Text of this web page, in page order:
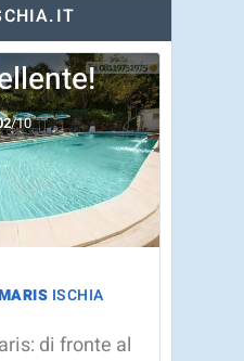
/10
ISCHIA
di fronte al